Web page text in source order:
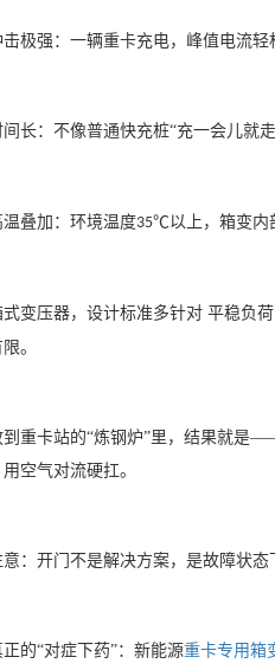
击极强：一辆重卡充电，峰值电流
长：不像普通快充桩“充一会儿就
温叠加：环境温度35℃以上，箱变内
变压器，设计标准多针对 平稳负
。
重卡站的“炼钢炉”里，结果就是
空气对流硬扛。
：开门不是解决方案，是故障状态
正的“对症下药”：新能源重卡专用箱